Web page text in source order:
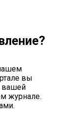
вы
вашей
журнале.